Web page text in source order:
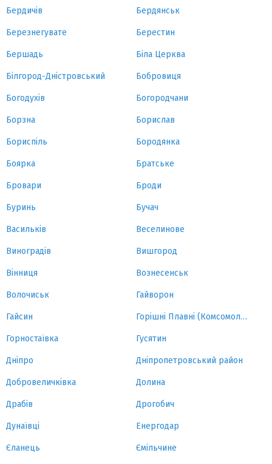
Бердичів Бердянськ
Березнегувате Берестин
Бершадь Біла Церква
Білгород-Дністровський Бобровиця
Богодухів Богородчани
Борзна Борислав
Бориспіль Бородянка
Боярка Братське
Бровари Броди
Буринь Бучач
Васильків Веселинове
Виноградів Вишгород
Вінниця Вознесенськ
Волочиськ Гайворон
Гайсин Горішні Плавні (Комсомольськ)
Горностаївка Гусятин
Дніпро Дніпропетровський район
Добровеличківка Долина
Драбів Дрогобич
Дунаївці Енергодар
Єланець Ємільчине